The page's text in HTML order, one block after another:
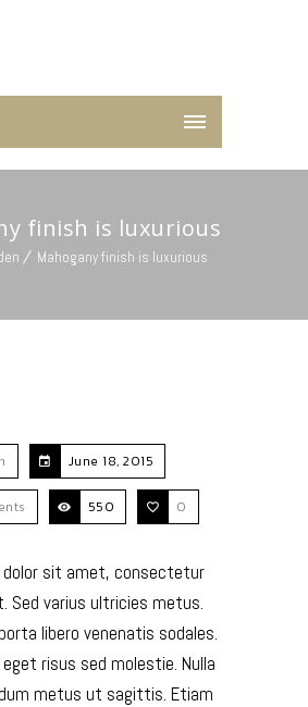
finish is luxurious
Mahogany finish is luxurious
June 18, 2015
550 0
dolor sit amet, consectetur
Sed varius ultricies metus.
libero venenatis sodales.
risus sed molestie. Nulla
metus ut sagittis. Etiam